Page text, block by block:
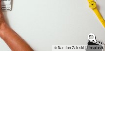
© Damian Zaleski | Unsplash